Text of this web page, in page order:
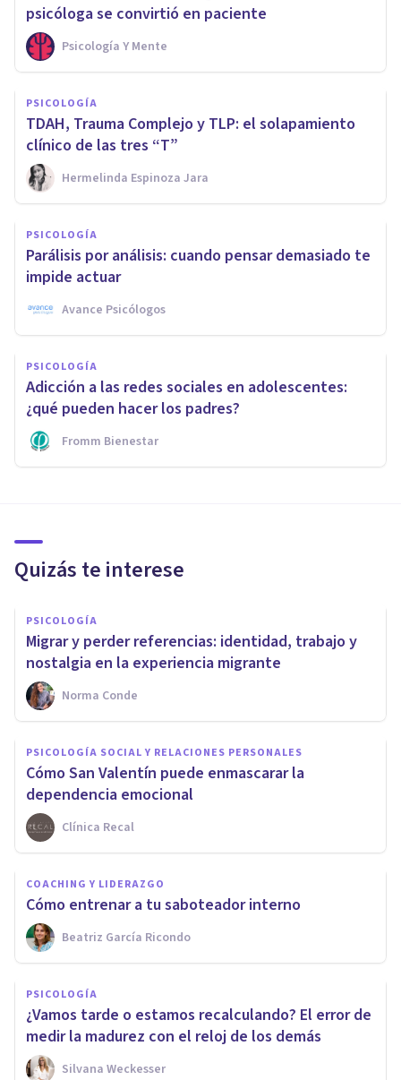
psicóloga se convirtió en paciente
Psicología Y Mente
PSICOLOGÍA
TDAH, Trauma Complejo y TLP: el solapamiento
clínico de las tres “T”
Hermelinda Espinoza Jara
PSICOLOGÍA
Parálisis por análisis: cuando pensar demasiado te
impide actuar
Avance Psicólogos
PSICOLOGÍA
Adicción a las redes sociales en adolescentes:
¿qué pueden hacer los padres?
Fromm Bienestar
Quizás te interese
PSICOLOGÍA
Migrar y perder referencias: identidad, trabajo y
nostalgia en la experiencia migrante
Norma Conde
PSICOLOGÍA SOCIAL Y RELACIONES PERSONALES
Cómo San Valentín puede enmascarar la
dependencia emocional
Clínica Recal
COACHING Y LIDERAZGO
Cómo entrenar a tu saboteador interno
Beatriz García Ricondo
PSICOLOGÍA
¿Vamos tarde o estamos recalculando? El error de
medir la madurez con el reloj de los demás
Silvana Weckesser